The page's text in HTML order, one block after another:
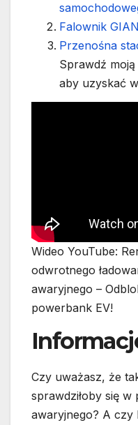
Falownik
Przenośna
Sprawdź moją
aby uzyskać
Wideo YouTube:
odwrotnego
awaryjnego –
powerbank EV!
Czy uważasz, że
sprawdziłoby się
awaryjnego? A czy